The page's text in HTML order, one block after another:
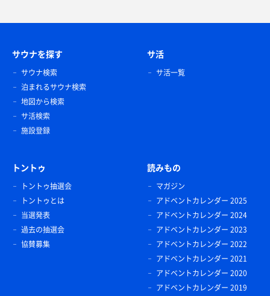
サウナを探す
サウナ検索
泊まれるサウナ検索
地図から検索
サ活検索
施設登録
サ活
サ活一覧
トントゥ
トントゥ抽選会
トントゥとは
当選発表
過去の抽選会
協賛募集
読みもの
マガジン
アドベントカレンダー 2025
アドベントカレンダー 2024
アドベントカレンダー 2023
アドベントカレンダー 2022
アドベントカレンダー 2021
アドベントカレンダー 2020
アドベントカレンダー 2019